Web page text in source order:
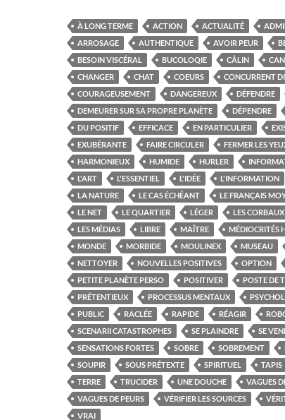
À LONG TERME ACTION ACTUALITÉ
ARROSAGE
AUTHENTIQUE AVOIR PEUR
BESOIN VISCÉRAL
BUCOLOQIE CÂLIN
CHANGER
CHAT COEURS
CONCURRENT
COURAGEUSEMENT
DANGEREUX DÉFENDRE
DEMEURER SUR SA PROPRE PLANÈTE
DÉPENDRE
DU POSITIF
EFFICACE EN PARTICULIER
EXUBÉRANTE
FAIRE CIRCULER FERMER LES
HARMONIEUX
HUMIDE HURLER
L'ART
L'ESSENTIEL L'IDÉE L'INFORMATION
LA NATURE
LE CAS ÉCHÉANT LE FRANÇAIS
LE NET
LE QUARTIER LÉGER LES
LES MÉDIAS
LIBRE MAÎTRE MÉDIOCRITÉS
MONDE
MORBIDE MOULINEX MUSEAU
NETTOYER
NOUVELLES POSITIVES OPTION
PETITE PLANÈTE PERSO
POSITIVER
POSTE DE
PRÉTENTIEUX
PROCESSUS MENTAUX
PUBLIC
RACLÉE RAPIDE RÉAGIR
SCENARII CATASTROPHES
SE PLAINDRE
SE
SENSATIONS FORTES
SOBRE SOBREMENT
SOUPIR
SOUS PRÉTEXTE SPIRITUEL TAPIS
TERRE
TRUCIDER UNE DOUCHE
VAGUES
VAGUES DE PEURS
VÉRIFIER LES SOURCES
VRAI